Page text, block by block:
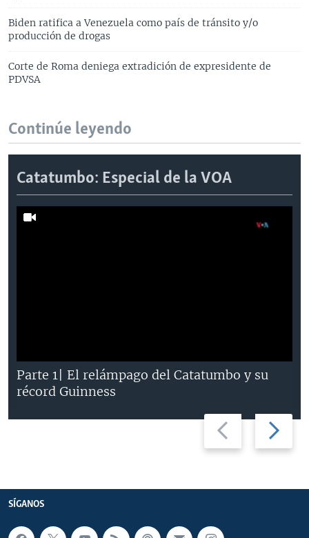
Biden ratifica a Venezuela como país de tránsito y/o
producción de drogas
Corte de Roma deniega extradición de expresidente de
PDVSA
Continúe leyendo
Catatumbo: Especial de la VOA
Previous
slide
Next
slide
Parte 1| El relámpago del Catatumbo y su
récord Guinness
SÍGANOS